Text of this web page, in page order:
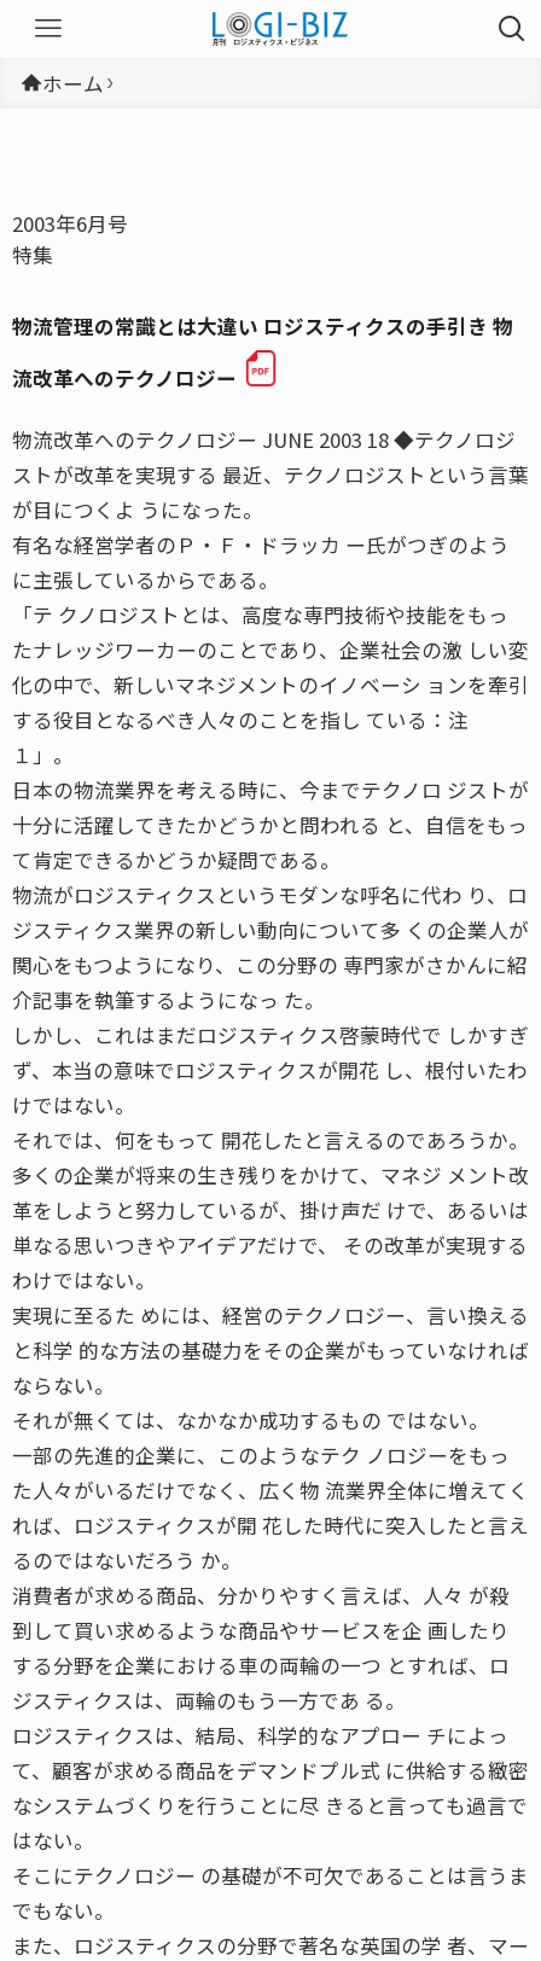
ホーム
2003年6月号
特集
物流管理の常識とは大違い ロジスティクスの手引き 物
流改革へのテクノロジー
物流改革へのテクノロジー JUNE 2003 18 ◆テクノロジ
ストが改革を実現する 最近、テクノロジストという言葉
が目につくよ うになった。
有名な経営学者のＰ・Ｆ・ドラッカ ー氏がつぎのよう
に主張しているからである。
「テ クノロジストとは、高度な専門技術や技能をもっ
たナレッジワーカーのことであり、企業社会の激 しい変
化の中で、新しいマネジメントのイノベーシ ョンを牽引
する役目となるべき人々のことを指し ている：注
１」。
日本の物流業界を考える時に、今までテクノロ ジストが
十分に活躍してきたかどうかと問われる と、自信をもっ
て肯定できるかどうか疑問である。
物流がロジスティクスというモダンな呼名に代わ り、ロ
ジスティクス業界の新しい動向について多 くの企業人が
関心をもつようになり、この分野の 専門家がさかんに紹
介記事を執筆するようになっ た。
しかし、これはまだロジスティクス啓蒙時代で しかすぎ
ず、本当の意味でロジスティクスが開花 し、根付いたわ
けではない。
それでは、何をもって 開花したと言えるのであろうか。
多くの企業が将来の生き残りをかけて、マネジ メント改
革をしようと努力しているが、掛け声だ けで、あるいは
単なる思いつきやアイデアだけで、 その改革が実現する
わけではない。
実現に至るた めには、経営のテクノロジー、言い換える
と科学 的な方法の基礎力をその企業がもっていなければ
ならない。
それが無くては、なかなか成功するもの ではない。
一部の先進的企業に、このようなテク ノロジーをもっ
た人々がいるだけでなく、広く物 流業界全体に増えてく
れば、ロジスティクスが開 花した時代に突入したと言え
るのではないだろう か。
消費者が求める商品、分かりやすく言えば、人々 が殺
到して買い求めるような商品やサービスを企 画したり
する分野を企業における車の両輪の一つ とすれば、ロ
ジスティクスは、両輪のもう一方であ る。
ロジスティクスは、結局、科学的なアプロー チによっ
て、顧客が求める商品をデマンドプル式 に供給する緻密
なシステムづくりを行うことに尽 きると言っても過言で
はない。
そこにテクノロジー の基礎が不可欠であることは言うま
でもない。
また、ロジスティクスの分野で著名な英国の学 者、マー